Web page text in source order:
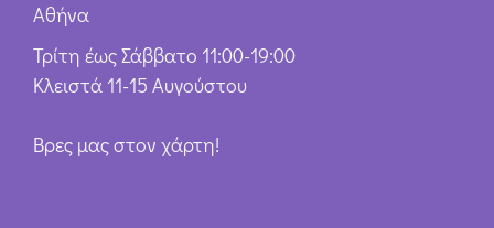
Αθήνα
Τρίτη έως Σάββατο 11:00-19:00
Κλειστά 11-15 Αυγούστου
Βρες μας στον χάρτη!